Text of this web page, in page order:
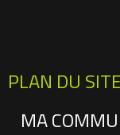
PLAN DU
MA